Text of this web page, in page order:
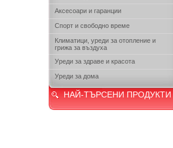
Аксесоари и гаранции
Спорт и свободно време
Климатици, уреди за отопление и
грижа за въздуха
Уреди за здраве и красота
Уреди за дома
НАЙ-ТЪРСЕНИ ПРОДУКТИ